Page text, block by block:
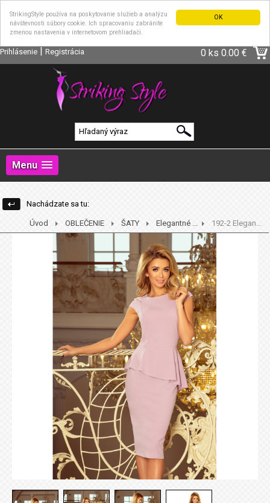
OK
StrikingStyle používa na poskytovanie služieb a analýzu
návštevnosti súbory cookie. Ich spracovaniu zabránite
zmenou nastavenia v internetovom prehliadači.
Prihlásenie | Registrácia 0 ks 0.00 €
Menu
Nachádzate sa tu:
Úvod OBLEČENIE ŠATY Elegantné ... 192-2 Elegan...